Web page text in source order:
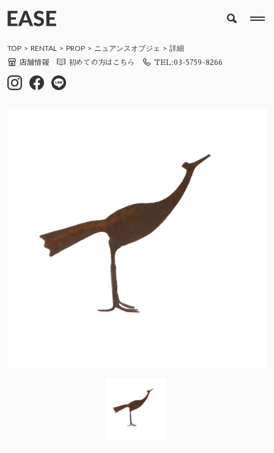
TOP RENTAL PROP ニュアンスオブジェ 詳細
店舗情報 初めての方はこちら TEL:03-5759-8266